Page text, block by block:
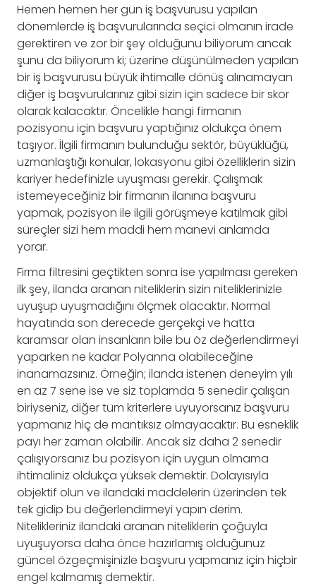
Hemen hemen her gün iş başvurusu yapılan
dönemlerde iş başvurularında seçici olmanın irade
gerektiren ve zor bir şey olduğunu biliyorum ancak
şunu da biliyorum ki; üzerine düşünülmeden yapılan
bir iş başvurusu büyük ihtimalle dönüş alınamayan
diğer iş başvurularınız gibi sizin için sadece bir skor
olarak kalacaktır. Öncelikle hangi firmanın
pozisyonu için başvuru yaptığınız oldukça önem
taşıyor. İlgili firmanın bulunduğu sektör, büyüklüğü,
uzmanlaştığı konular, lokasyonu gibi özelliklerin sizin
kariyer hedefinizle uyuşması gerekir. Çalışmak
istemeyeceğiniz bir firmanın ilanına başvuru
yapmak, pozisyon ile ilgili görüşmeye katılmak gibi
süreçler sizi hem maddi hem manevi anlamda
yorar.
Firma filtresini geçtikten sonra ise yapılması gereken
ilk şey, ilanda aranan niteliklerin sizin niteliklerinizle
uyuşup uyuşmadığını ölçmek olacaktır. Normal
hayatında son derecede gerçekçi ve hatta
karamsar olan insanların bile bu öz değerlendirmeyi
yaparken ne kadar Polyanna olabileceğine
inanamazsınız. Örneğin; ilanda istenen deneyim yılı
en az 7 sene ise ve siz toplamda 5 senedir çalışan
biriyseniz, diğer tüm kriterlere uyuyorsanız başvuru
yapmanız hiç de mantıksız olmayacaktır. Bu esneklik
payı her zaman olabilir. Ancak siz daha 2 senedir
çalışıyorsanız bu pozisyon için uygun olmama
ihtimaliniz oldukça yüksek demektir. Dolayısıyla
objektif olun ve ilandaki maddelerin üzerinden tek
tek gidip bu değerlendirmeyi yapın derim.
Nitelikleriniz ilandaki aranan niteliklerin çoğuyla
uyuşuyorsa daha önce hazırlamış olduğunuz
güncel özgeçmişinizle başvuru yapmanız için hiçbir
engel kalmamış demektir.